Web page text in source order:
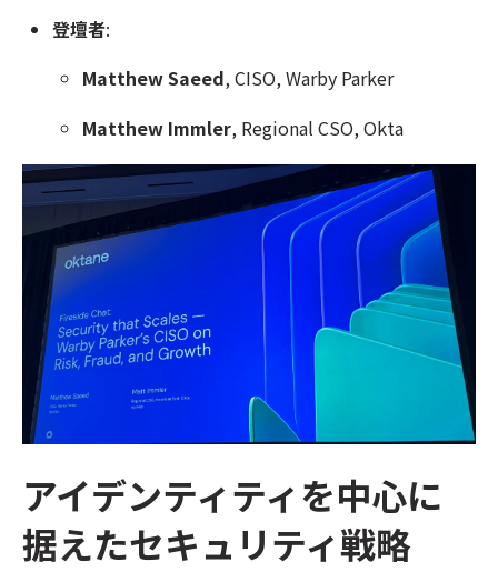
登壇者:
Matthew Saeed, CISO, Warby Parker
Matthew Immler, Regional CSO, Okta
アイデンティティを中心に
据えたセキュリティ戦略